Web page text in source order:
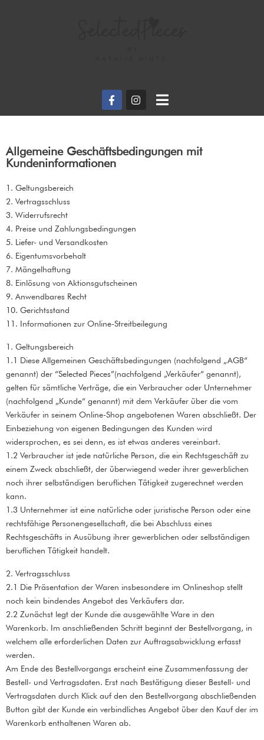
Allgemeine Geschäftsbedingungen mit
Kundeninformationen
1. Geltungsbereich
2. Vertragsschluss
3. Widerrufsrecht
4. Preise und Zahlungsbedingungen
5. Liefer- und Versandkosten
6. Eigentumsvorbehalt
7. Mängelhaftung
8. Einlösung von Aktionsgutscheinen
9. Anwendbares Recht
10. Gerichtsstand
11. Informationen zur Online-Streitbeilegung
1. Geltungsbereich
1.1 Diese Allgemeinen Geschäftsbedingungen (nachfolgend „AGB“
genannt) der “Selected Pieces”(nachfolgend „Verkäufer“ genannt),
gelten für sämtliche Verträge, die ein Verbraucher oder Unternehmer
(nachfolgend „Kunde“ genannt) mit dem Verkäufer über die vom
Verkäufer in seinem Online-Shop angebotenen Waren abschließt. Der
Einbeziehung von eigenen Bedingungen des Kunden wird
widersprochen, es sei denn, es ist etwas anderes vereinbart.
1.2 Verbraucher ist jede natürliche Person, die ein Rechtsgeschäft zu
einem Zweck abschließt, der überwiegend weder ihrer gewerblichen
noch ihrer selbständigen beruflichen Tätigkeit zugerechnet werden
kann.
1.3 Unternehmer ist eine natürliche oder juristische Person oder eine
rechtsfähige Personengesellschaft, die bei Abschluss eines
Rechtsgeschäfts in Ausübung ihrer gewerblichen oder selbständigen
beruflichen Tätigkeit handelt.
2. Vertragsschluss
2.1 Die Präsentation der Waren insbesondere im Onlineshop stellt
noch kein bindendes Angebot des Verkäufers dar.
2.2 Zunächst legt der Kunde die ausgewählte Ware in den
Warenkorb. Im anschließenden Schritt beginnt der Bestellvorgang, in
welchem alle erforderlichen Daten zur Auftragsabwicklung erfasst
werden.
Am Ende des Bestellvorgangs erscheint eine Zusammenfassung der
Bestell- und Vertragsdaten. Erst nach Bestätigung dieser Bestell- und
Vertragsdaten durch Klick auf den den Bestellvorgang abschließenden
Button gibt der Kunde ein verbindliches Angebot über den Kauf der im
Warenkorb enthaltenen Waren ab.